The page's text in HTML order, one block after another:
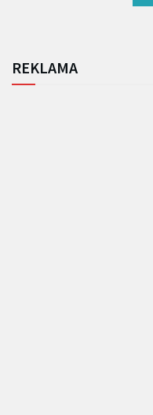
REKLAMA